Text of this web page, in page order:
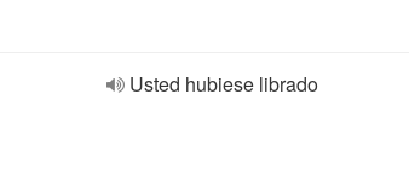
Usted hubiese librado